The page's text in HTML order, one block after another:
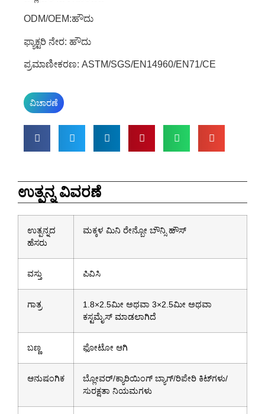
ODM/OEM:ಹೌದು
ಫ್ಯಾಕ್ಟರಿ ನೇರ: ಹೌದು
ಪ್ರಮಾಣೀಕರಣ: ASTM/SGS/EN14960/EN71/CE
ವಿಚಾರಣೆ
ಉತ್ಪನ್ನ ವಿವರಣೆ
ಉತ್ಪನ್ನದ
ಹೆಸರು
ಮಕ್ಕಳ ಮಿನಿ ರೇನ್ಬೋ ಬೌನ್ಸಿ ಹೌಸ್
ವಸ್ತು ಪಿವಿಸಿ
ಗಾತ್ರ
1.8×2.5ಮೀ ಅಥವಾ 3×2.5ಮೀ ಅಥವಾ
ಕಸ್ಟಮೈಸ್ ಮಾಡಲಾಗಿದೆ
ಬಣ್ಣ ಫೋಟೋ ಆಗಿ
ಆನುಷಂಗಿಕ
ಬ್ಲೋವರ್/ಕ್ಯಾರಿಯಿಂಗ್ ಬ್ಯಾಗ್/ರಿಪೇರಿ ಕಿಟ್‌ಗಳು/
ಸುರಕ್ಷತಾ ನಿಯಮಗಳು